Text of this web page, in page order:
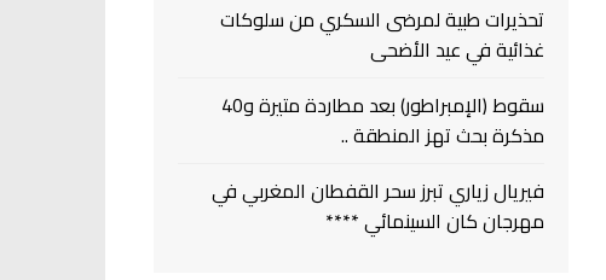
تحذيرات طبية لمرضى السكري من سلوكات
غذائية في عيد الأضحى
سقوط (الإمبراطور) بعد مطاردة متيرة و40
مذكرة بحث تهز المنطقة ..
فيريال زياري تبرز سحر القفطان المغربي في
مهرجان كان السينمائي ****